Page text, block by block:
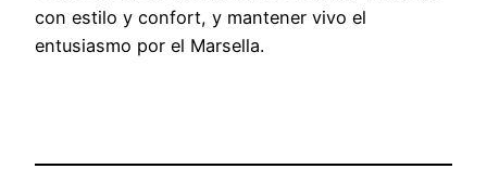
con estilo y confort, y mantener vivo el
entusiasmo por el Marsella.